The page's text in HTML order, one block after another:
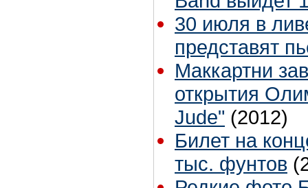
30 июля в
представят
Маккартни
открытия
Jude" (2012)
Билет на
тыс. фунтов